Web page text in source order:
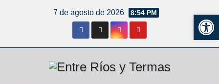
7 de agosto de 2026 8:54 PM